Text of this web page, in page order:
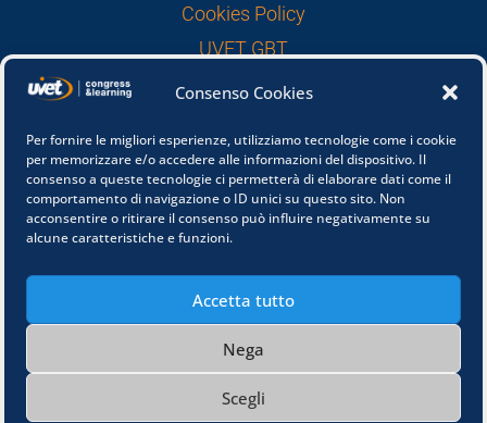
Consenso Cookies
Per fornire le migliori esperienze, utilizziamo tecnologie come i cookie
per memorizzare e/o accedere alle informazioni del dispositivo. Il
consenso a queste tecnologie ci permetterà di elaborare dati come il
comportamento di navigazione o ID unici su questo sito. Non
acconsentire o ritirare il consenso può influire negativamente su
alcune caratteristiche e funzioni.
Accetta tutto
Nega
Scegli
Cookies Policy
UVET GBT
FOLLOW US
© Congress&Learning is an Uvet American
Express Global Business Travel Company /
legale Bastioni di Porta Volta 10 - 20121 Milano -
P.IVA 04928790965